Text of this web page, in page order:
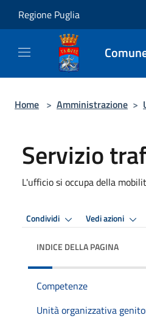
Regione Puglia
Home > Amministrazione >
Servizio
L'ufficio si occupa della
Condividi Vedi azioni
INDICE DELLA PAGINA
Competenze
Unità organizzativa